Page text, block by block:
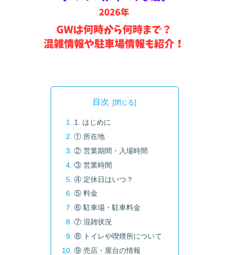
目次
1. はじめに
① 所在地
② 営業期間・入場時間
③ 営業時間
④ 定休日はいつ？
⑤ 料金
⑥ 駐車場・駐車料金
⑦ 混雑状況
⑧ トイレや喫煙所について
⑨ 売店・屋台の情報